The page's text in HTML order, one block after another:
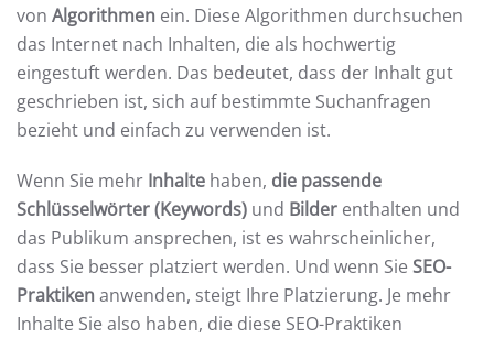
von Algorithmen ein. Diese Algorithmen durchsuchen
das Internet nach Inhalten, die als hochwertig
eingestuft werden. Das bedeutet, dass der Inhalt gut
geschrieben ist, sich auf bestimmte Suchanfragen
bezieht und einfach zu verwenden ist.
Wenn Sie mehr Inhalte haben, die passende
Schlüsselwörter (Keywords) und Bilder enthalten und
das Publikum ansprechen, ist es wahrscheinlicher,
dass Sie besser platziert werden. Und wenn Sie SEO-
Praktikenanwenden, steigt Ihre Platzierung. Je mehr
Inhalte Sie also haben, die diese SEO-Praktiken